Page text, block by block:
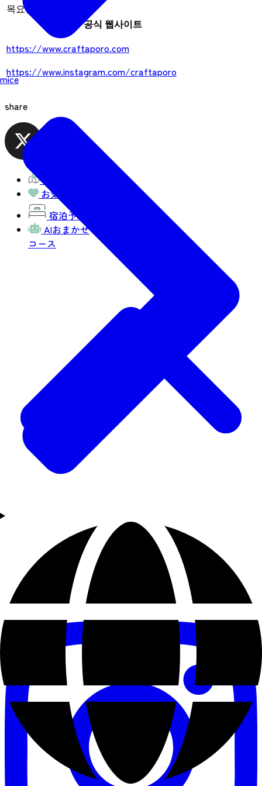
mice
목요일과 일요일
공식 웹사이트
https://www.craftaporo.com
https://www.instagram.com/craftaporo
share
観光MAP
お気に入り
宿泊予約
AIおまかせ
コース